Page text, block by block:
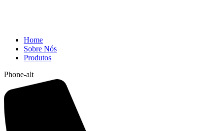
Home
Sobre Nós
Produtos
Phone-alt